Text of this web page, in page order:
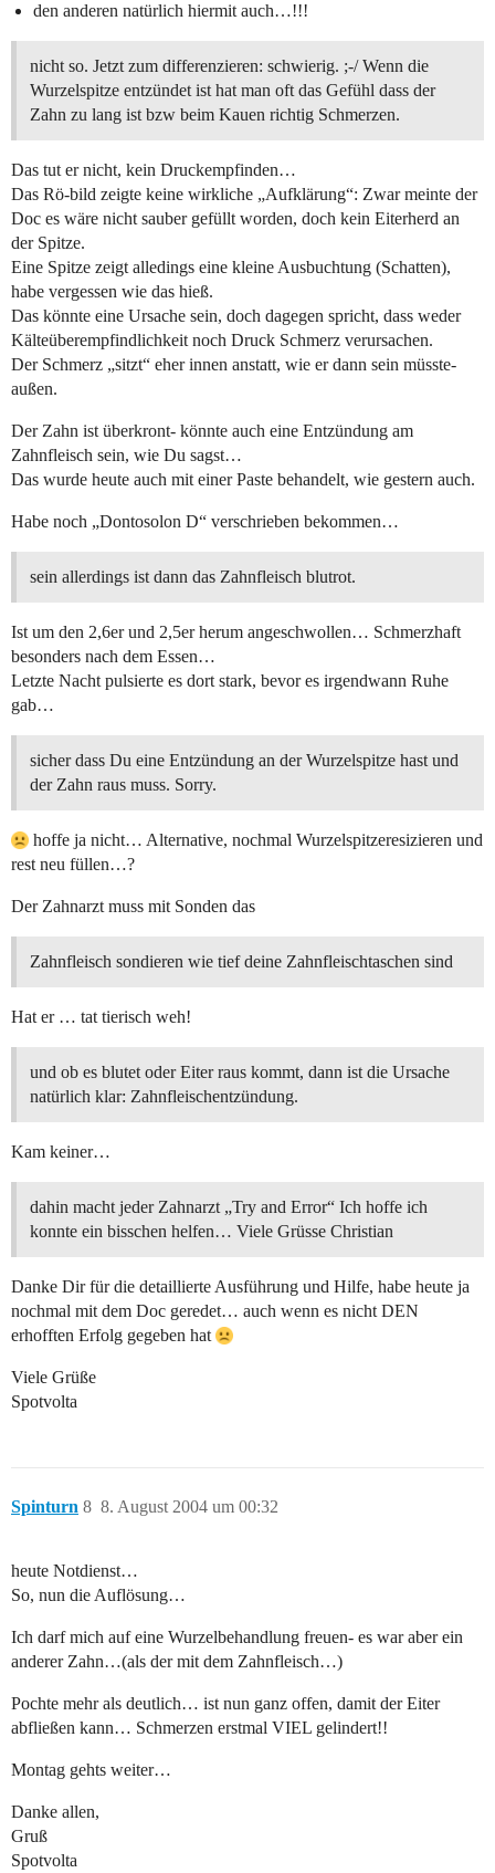
den anderen natürlich hiermit auch…!!!
nicht so. Jetzt zum differenzieren: schwierig. ;-/ Wenn die
Wurzelspitze entzündet ist hat man oft das Gefühl dass der
Zahn zu lang ist bzw beim Kauen richtig Schmerzen.
Das tut er nicht, kein Druckempfinden…
Das Rö-bild zeigte keine wirkliche „Aufklärung“: Zwar meinte der
Doc es wäre nicht sauber gefüllt worden, doch kein Eiterherd an
der Spitze.
Eine Spitze zeigt alledings eine kleine Ausbuchtung (Schatten),
habe vergessen wie das hieß.
Das könnte eine Ursache sein, doch dagegen spricht, dass weder
Kälteüberempfindlichkeit noch Druck Schmerz verursachen.
Der Schmerz „sitzt“ eher innen anstatt, wie er dann sein müsste-
außen.
Der Zahn ist überkront- könnte auch eine Entzündung am
Zahnfleisch sein, wie Du sagst…
Das wurde heute auch mit einer Paste behandelt, wie gestern auch.
Habe noch „Dontosolon D“ verschrieben bekommen…
sein allerdings ist dann das Zahnfleisch blutrot.
Ist um den 2,6er und 2,5er herum angeschwollen… Schmerzhaft
besonders nach dem Essen…
Letzte Nacht pulsierte es dort stark, bevor es irgendwann Ruhe
gab…
sicher dass Du eine Entzündung an der Wurzelspitze hast und
der Zahn raus muss. Sorry.
hoffe ja nicht… Alternative, nochmal Wurzelspitzeresizieren und
rest neu füllen…?
Der Zahnarzt muss mit Sonden das
Zahnfleisch sondieren wie tief deine Zahnfleischtaschen sind
Hat er … tat tierisch weh!
und ob es blutet oder Eiter raus kommt, dann ist die Ursache
natürlich klar: Zahnfleischentzündung.
Kam keiner…
dahin macht jeder Zahnarzt „Try and Error“ Ich hoffe ich
konnte ein bisschen helfen… Viele Grüsse Christian
Danke Dir für die detaillierte Ausführung und Hilfe, habe heute ja
nochmal mit dem Doc geredet… auch wenn es nicht DEN
erhofften Erfolg gegeben hat
Viele Grüße
Spotvolta
Spinturn 8. August 2004 um 00:32
8
heute Notdienst…
So, nun die Auflösung…
Ich darf mich auf eine Wurzelbehandlung freuen- es war aber ein
anderer Zahn…(als der mit dem Zahnfleisch…)
Pochte mehr als deutlich… ist nun ganz offen, damit der Eiter
abfließen kann… Schmerzen erstmal VIEL gelindert!!
Montag gehts weiter…
Danke allen,
Gruß
Spotvolta